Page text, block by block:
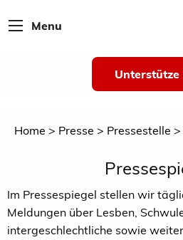
Menu
Unterstütze
Home Presse Pressestelle
Im Pressespiegel stellen wir
Meldungen über Lesben,
intergeschlechtliche sowie